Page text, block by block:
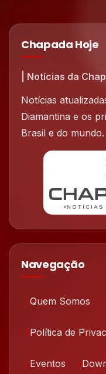
Chapada Hoje
| Notícias da
Notícias
Diamantina e os
Brasil e do mundo.
Navegação
Quem Somos
Política de
Eventos